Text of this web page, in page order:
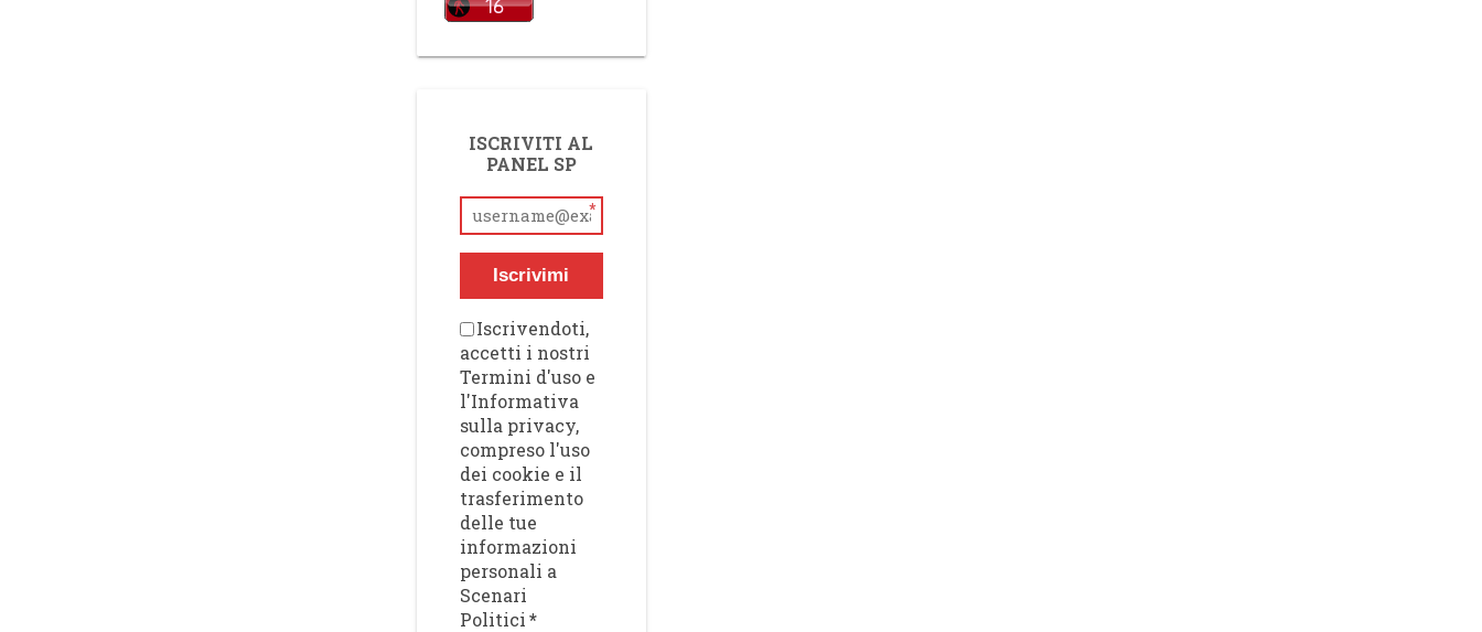
ISCRIVITI AL
PANEL SP
*
Iscrivimi
Iscrivendoti,
accetti i nostri
Termini d'uso e
l'Informativa
sulla privacy,
compreso l'uso
dei cookie e il
trasferimento
delle tue
informazioni
personali a
Scenari
Politici*